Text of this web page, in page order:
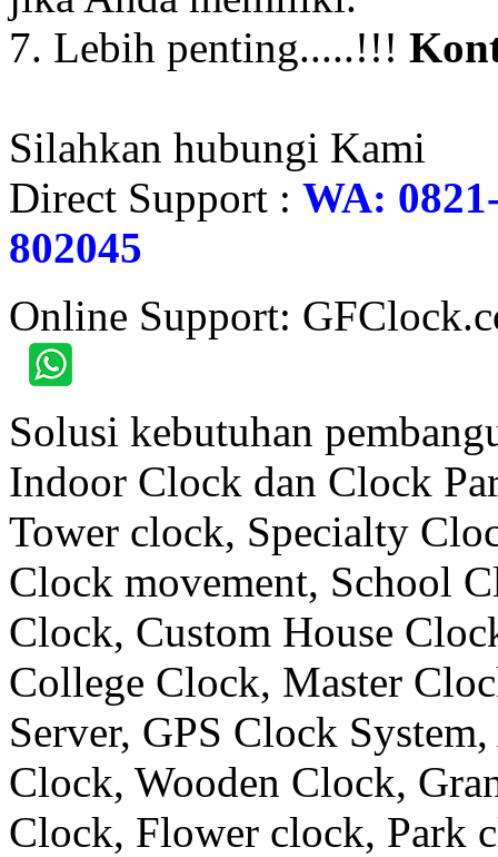
7. Lebih penting.....!!!
Silahkan hubungi Kami
Direct Support : WA:
802045
Online Support:
Solusi kebutuhan
Indoor Clock dan Clock
Tower clock, Specialty
Clock movement, School
Clock, Custom House
College Clock, Master
Server, GPS Clock
Clock, Wooden Clock,
Clock, Flower clock, Park